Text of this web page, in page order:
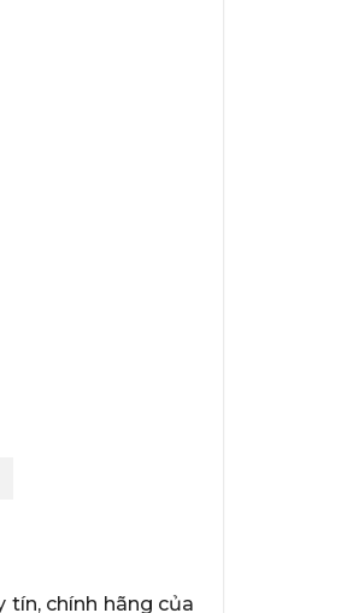
tín, chính hãng của